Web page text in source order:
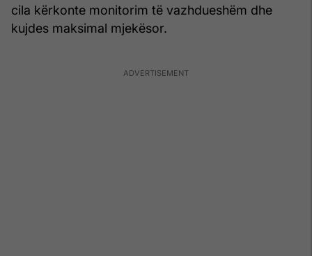
cila kërkonte monitorim të vazhdueshëm dhe
kujdes maksimal mjekësor.